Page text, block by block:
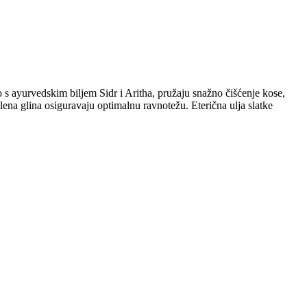
ayurvedskim biljem Sidr i Aritha, pružaju snažno čišćenje kose,
glina osiguravaju optimalnu ravnotežu. Eterična ulja slatke